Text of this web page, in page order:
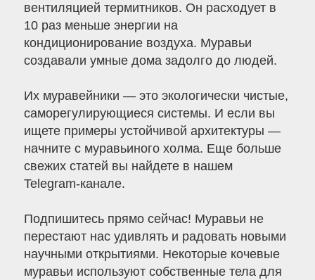
вентиляцией термитников. Он расходует в
10 раз меньше энергии на
кондиционирование воздуха. Муравьи
создавали умные дома задолго до людей.
Их муравейники — это экологически чистые,
саморегулирующиеся системы. И если вы
ищете примеры устойчивой архитектуры —
начните с муравьиного холма. Еще больше
свежих статей вы найдете в нашем
Telegram-канале.
Подпишитесь прямо сейчас! Муравьи не
перестают нас удивлять и радовать новыми
научными открытиями. Некоторые кочевые
муравьи используют собственные тела для